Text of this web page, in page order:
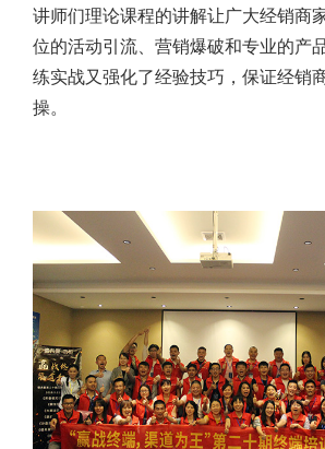
讲师们理论课程的讲解让广大经销商
位的活动引流、营销爆破和专业的产
练实战又强化了经验技巧，保证经销
操。